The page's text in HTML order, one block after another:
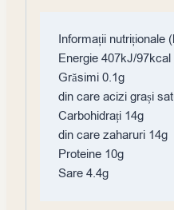
Informații nutriționale
Energie 407kJ/97kcal
Grăsimi 0.1g
din care acizi grași
Carbohidrați 14g
din care zaharuri 14g
Proteine ​​10g
Sare 4.4g